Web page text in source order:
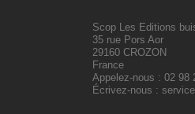
Scop Les Editions
35 rue Pors Aor
29160 CROZON
France
Appelez-nous : 02 98
Écrivez-nous :